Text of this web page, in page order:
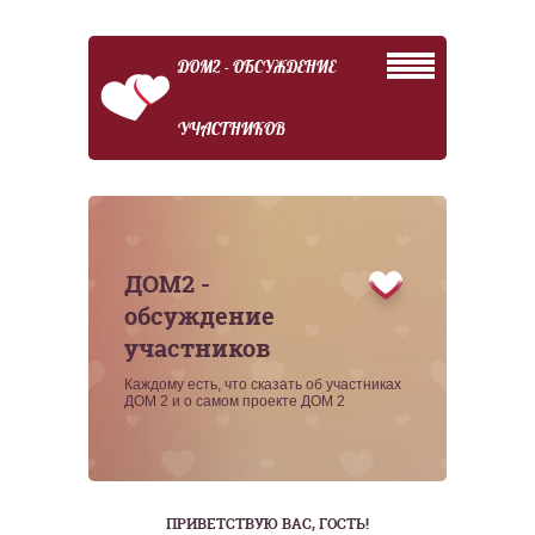
ДОМ2 - ОБСУЖДЕНИЕ
УЧАСТНИКОВ
ДОМ2 -
обсуждение
участников
Каждому есть, что сказать об участниках
ДОМ 2 и о самом проекте ДОМ 2
ПРИВЕТСТВУЮ ВАС, ГОСТЬ!